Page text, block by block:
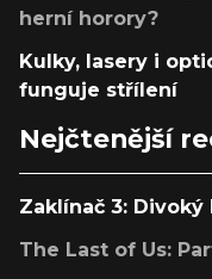
herní horory?
Kulky, lasery i
funguje střílení
Nejčtenější
Zaklínač 3:
The Last of Us: